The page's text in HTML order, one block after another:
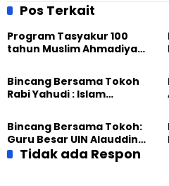
Pos Terkait
Program Tasyakur 100
tahun Muslim Ahmadiyah
Bincang Bersama Tokoh
Rabi Yahudi : Islam
karena peran Ahmadiyah
Bincang Bersama Tokoh:
Guru Besar UIN Alauddin
Makassar
Tidak ada Respon